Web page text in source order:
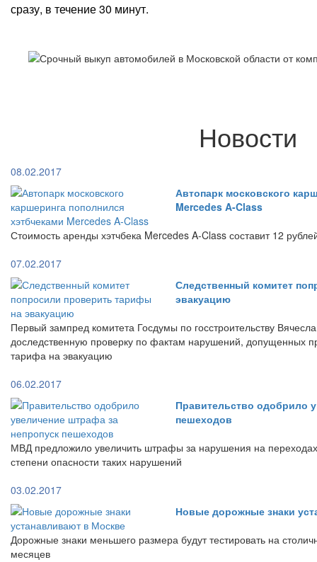
сразу, в течение 30 минут.
Новости
08.02.2017
Автопарк московского
Mercedes A-Class
Стоимость аренды хэтчбека Mercedes A-Class составит 12
07.02.2017
Следственный комитет
эвакуацию
Первый зампред комитета Госдумы по госстроительству
доследственную проверку по фактам нарушений, допущенных
тарифа на эвакуацию
06.02.2017
Правительство одобрило
пешеходов
МВД предложило увеличить штрафы за нарушения на
степени опасности таких нарушений
03.02.2017
Новые дорожные знаки
Дорожные знаки меньшего размера будут тестировать на
месяцев